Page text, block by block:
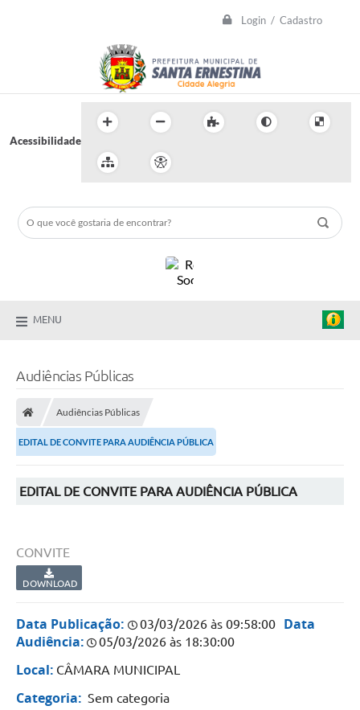
Login / Cadastro
Acessibilidade
MENU
Audiências Públicas
Audiências Públicas
EDITAL DE CONVITE PARA AUDIÊNCIA PÚBLICA
EDITAL DE CONVITE PARA AUDIÊNCIA PÚBLICA
CONVITE
DOWNLOAD
Data Publicação: 03/03/2026 às 09:58:00
Data
Audiência:
05/03/2026 às 18:30:00
Local: CÂMARA MUNICIPAL
Categoria: Sem categoria